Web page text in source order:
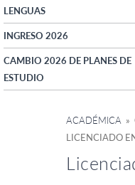
LENGUAS
INGRESO 2026
CAMBIO 2026 DE PLANES DE
ESTUDIO
ACADÉMICA »
LICENCIADO